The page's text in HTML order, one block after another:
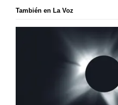
También en La Voz